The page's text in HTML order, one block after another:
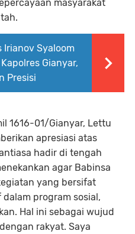
masyarakat
Irianov Syaloom
Gianyar,
Presisi
1616-01/Gianyar, Lettu
apresiasi atas
hadir di tengah
agar Babinsa
yang bersifat
program sosial,
Hal ini sebagai wujud
rakyat. Saya